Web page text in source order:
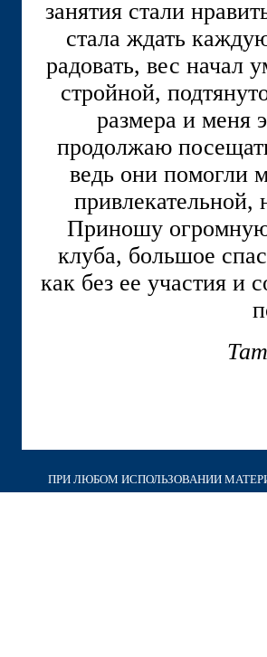
занятия стали
стала ждать
радовать, вес начал
стройной,
размера и меня
продолжаю
ведь они помогли
привлекательной,
Приношу огромную
клуба, большое
как без ее участия и
ПРИ ЛЮБОМ ИСПОЛЬЗОВАНИИ